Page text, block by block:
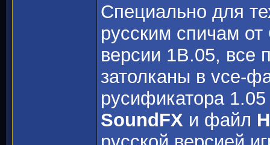
Специально для
русским спичам
версии 1B.05, все
затолканы в vce-
русификатора 1.05
SoundFX и файл